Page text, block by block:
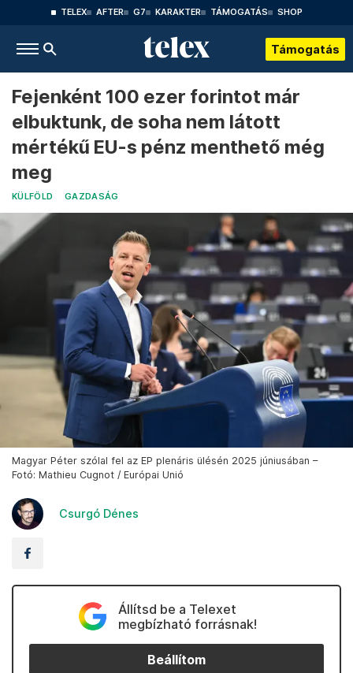
TELEX AFTER G7 KARAKTER TÁMOGATÁS SHOP
Támogatás
Fejenként 100 ezer forintot már
elbuktunk, de soha nem látott
mértékű EU-s pénz menthető még
meg
KÜLFÖLD GAZDASÁG
Magyar Péter szólal fel az EP plenáris ülésén 2025 júniusában –
Fotó: Mathieu Cugnot / Európai Unió
Csurgó Dénes
Állítsd be a Telexet
megbízható forrásnak!
Beállítom